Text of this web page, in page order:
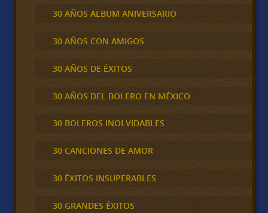
30 AÑOS ALBUM ANIVERSARIO
30 AÑOS CON AMIGOS
30 AÑOS DE ÉXITOS
30 AÑOS DEL BOLERO EN MÉXICO
30 BOLEROS INOLVIDABLES
30 CANCIONES DE AMOR
30 ÉXITOS INSUPERABLES
30 GRANDES ÉXITOS